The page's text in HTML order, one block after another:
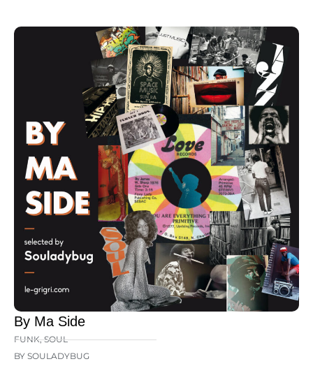
By Ma Side
FUNK,SOUL
BY SOULADYBUG